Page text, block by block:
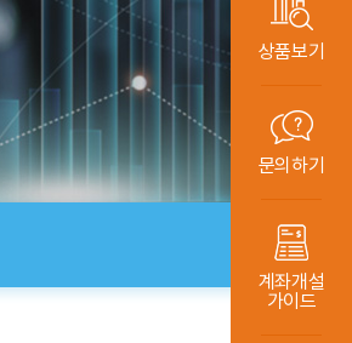
상품보기
문의하기
계좌개설
가이드